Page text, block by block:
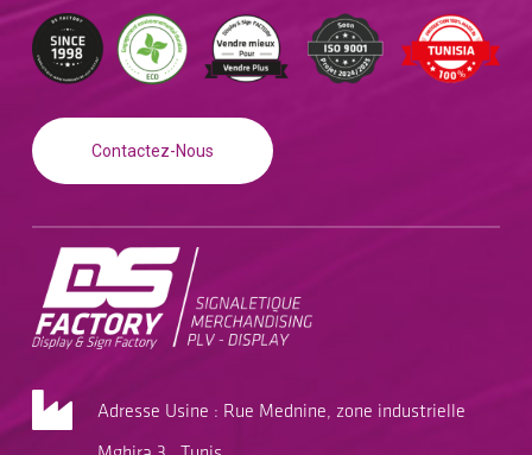
Contactez-Nous
Adresse Usine : Rue Mednine, zone industrielle